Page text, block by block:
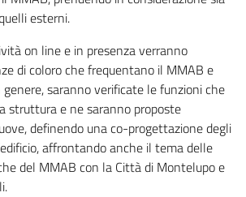
esterni.
on line e in presenza verranno
di coloro che frequentano il MMAB e
saranno verificate le funzioni che
struttura e ne saranno proposte
definendo una co-progettazione degli
affrontando anche il tema delle
del MMAB con la Città di Montelupo e